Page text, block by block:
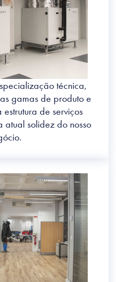
técnica,
gamas de produto e
de serviços
atual solidez do nosso